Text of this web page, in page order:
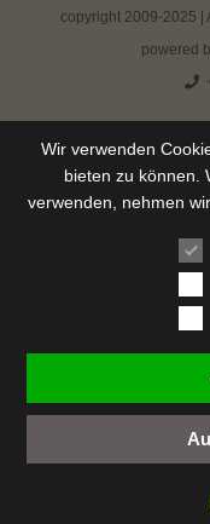
copyright 2009-2025 |
powered
Wir verwenden
bieten zu können.
verwenden, nehmen